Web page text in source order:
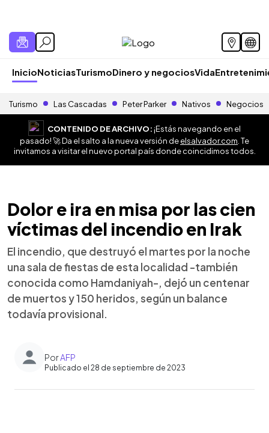
InicioNoticiasTurismoDinero y negociosVida
Turismo Las Cascadas Peter Parker Nativos Negocios
CONTENIDO DE ARCHIVO:¡Estás navegando en el
pasado! 🚀 Da el salto a la nueva versión deelsalvador.com . Te
invitamos a visitar el nuevo portal país donde coincidimos todos.
Dolor e ira en misa por las cien
víctimas del incendio en Irak
El incendio, que destruyó el martes por la noche
una sala de fiestas de esta localidad -también
conocida como Hamdaniyah-, dejó un centenar
de muertos y 150 heridos, según un balance
todavía provisional.
PorAFP
Publicado el 28 de septiembre de 2023